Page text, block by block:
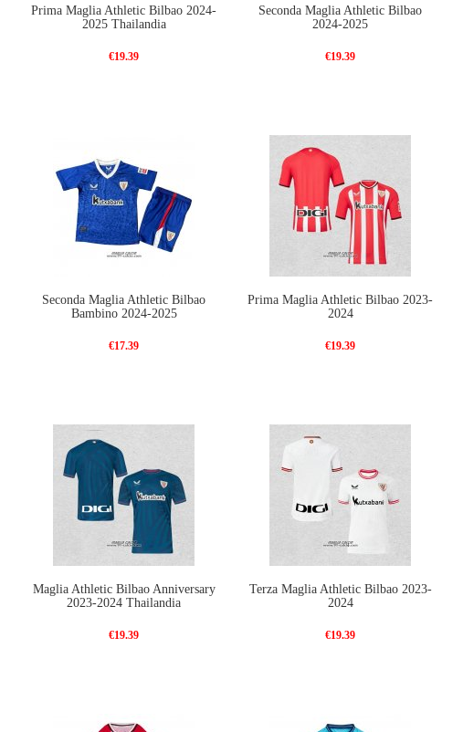
Prima Maglia Athletic Bilbao 2024-
2025 Thailandia
€19.39
Seconda Maglia Athletic Bilbao
2024-2025
€19.39
Seconda Maglia Athletic Bilbao
Bambino 2024-2025
€17.39
Prima Maglia Athletic Bilbao 2023-
2024
€19.39
Maglia Athletic Bilbao Anniversary
2023-2024 Thailandia
€19.39
Terza Maglia Athletic Bilbao 2023-
2024
€19.39